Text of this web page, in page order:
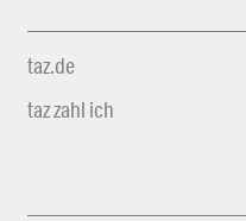
taz.de
taz zahl ich